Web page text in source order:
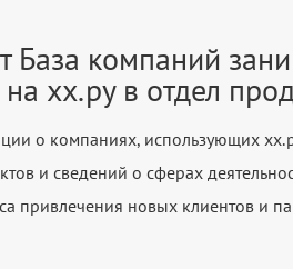
База компаний
хх.ру в отдел
о компаниях, использующих
и сведений о сферах
привлечения новых клиентов и